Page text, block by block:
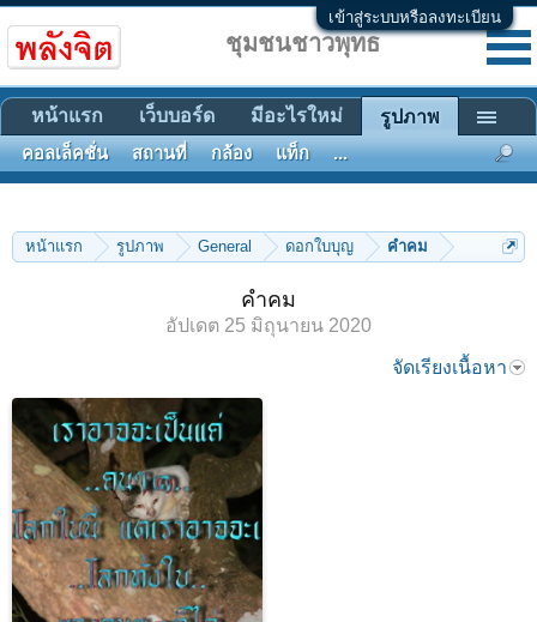
เข้าสู่ระบบหรือลงทะเบียน
หน้าแรก รูปภาพ General ดอกใบบุญ คำคม
คำคม
อัปเดต 25 มิถุนายน 2020
จัดเรียงเนื้อหา
ชุมชนชาวพุทธ
หน้าแรก เว็บบอร์ด มีอะไรใหม่ รูปภาพ
คอลเล็คชั่น สถานที่ กล้อง แท็ก ...